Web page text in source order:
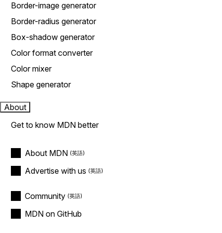
Border-image generator
Border-radius generator
Box-shadow generator
Color format converter
Color mixer
Shape generator
About
Get to know MDN better
About MDN
Advertise with us
Community
MDN on GitHub